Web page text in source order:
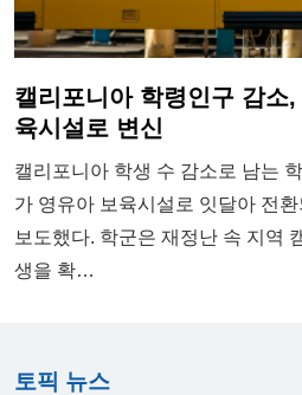
캘리포니아 학령인구 감소
육시설로 변신
캘리포니아 학생 수 감소로 남는
가 영유아 보육시설로 잇달아 전
보도했다. 학군은 재정난 속 지역
생을 확…
토픽 뉴스